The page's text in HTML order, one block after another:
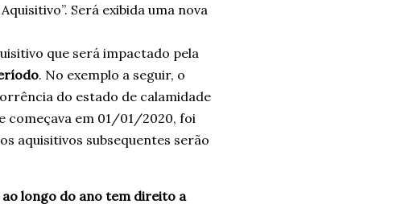
Será exibida uma nova
que será impactado pela
. No exemplo a seguir, o
do estado de calamidade
começava em 01/01/2020, foi
aquisitivos subsequentes serão
longo do ano tem direito a